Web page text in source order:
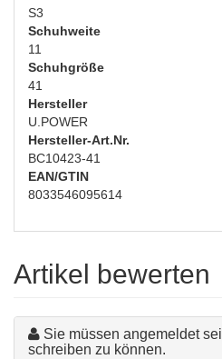
S3
Schuhweite
11
Schuhgröße
41
Hersteller
U.POWER
Hersteller-Art.Nr.
BC10423-41
EAN/GTIN
8033546095614
Artikel bewerten
Sie müssen angemeldet
schreiben zu können.